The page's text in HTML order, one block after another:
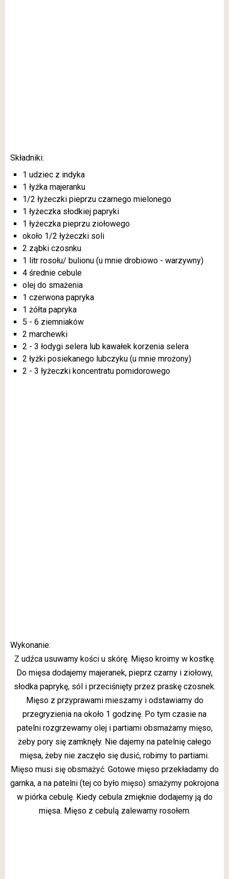
Składniki:
1 udziec z indyka
1 łyżka majeranku
1/2 łyżeczki pieprzu czarnego mielonego
1 łyżeczka słodkiej papryki
1 łyżeczka pieprzu ziołowego
około 1/2 łyżeczki soli
2 ząbki czosnku
1 litr rosołu/ bulionu (u mnie drobiowo - warzywny)
4 średnie cebule
olej do smażenia
1 czerwona papryka
1 żółta papryka
5 - 6 ziemniaków
2 marchewki
2 - 3 łodygi selera lub kawałek korzenia selera
2 łyżki posiekanego lubczyku (u mnie mrożony)
2 - 3 łyżeczki koncentratu pomidorowego
Wykonanie:
Z udźca usuwamy kości u skórę. Mięso kroimy w kostkę.
Do mięsa dodajemy majeranek, pieprz czarny i ziołowy,
słodka paprykę, sól i przeciśnięty przez praskę czosnek.
Mięso z przyprawami mieszamy i odstawiamy do
przegryzienia na około 1 godzinę. Po tym czasie na
patelni rozgrzewamy olej i partiami obsmażamy mięso,
żeby pory się zamknęły. Nie dajemy na patelnię całego
mięsa, żeby nie zaczęło się dusić, robimy to partiami.
Mięso musi się obsmażyć. Gotowe mięso przekładamy do
garnka, a na patelni (tej co było mięso) smażymy pokrojona
w piórka cebulę. Kiedy cebula zmięknie dodajemy ją do
mięsa. Mięso z cebulą zalewamy rosołem.